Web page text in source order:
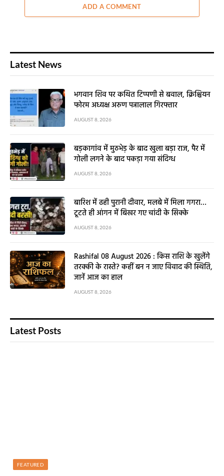
ADD A COMMENT
Latest News
भगवान शिव पर कथित टिप्पणी से बवाल, क्रिश्चियन
फोरम अध्यक्ष अरुण पन्नालाल गिरफ्तार
AUGUST 8, 2026
बड़कागांव में मुठभेड़ के बाद खुला बड़ा राज, पैर में
गोली लगने के बाद पकड़ा गया संदिग्ध
AUGUST 8, 2026
बारिश में ढही पुरानी दीवार, मलबे में मिला गगरा…
टूटते ही आंगन में बिखर गए चांदी के सिक्के
AUGUST 8, 2026
Rashifal 08 August 2026 : किस राशि के खुलेंगे
तरक्की के रास्ते? कहीं बन न जाए विवाद की स्थिति,
जानें आज का हाल
AUGUST 8, 2026
Latest Posts
FEATURED